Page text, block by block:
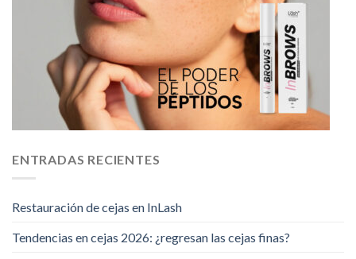
ENTRADAS RECIENTES
Restauración de cejas en InLash
Tendencias en cejas 2026: ¿regresan las cejas finas?